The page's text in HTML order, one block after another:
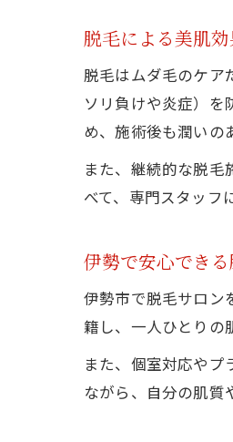
脱毛による美肌
脱毛はムダ毛のケア
ソリ負けや炎症）を
め、施術後も潤いの
また、継続的な脱
べて、専門スタッフ
伊勢で安心でき
伊勢市で脱毛サロン
籍し、一人ひとりの
また、個室対応や
ながら、自分の肌質